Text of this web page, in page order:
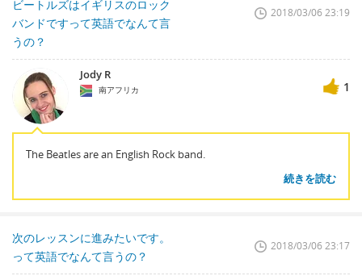
ビートルズはイギリスのロック
バンドですって英語でなんて言
うの？
2018/03/06 23:19
Jody R
南アフリカ 1
The Beatles are an English Rock band.
続きを読む
次のレッスンに進みたいです。
って英語でなんて言うの？
2018/03/06 23:17